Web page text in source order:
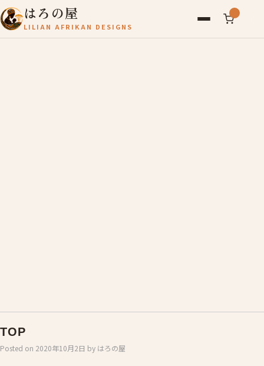
はろの屋
LILIAN AFRIKAN DESIGNS
TOP
Posted on 2020年10月2日 by はろの屋